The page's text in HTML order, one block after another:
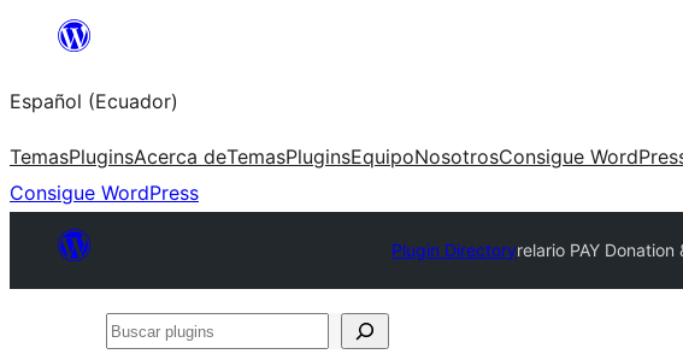
Saltar
contenido
Español (Ecuador)
TemasPluginsAcerca deTemasPluginsEquipoNosotrosConsigue
Consigue WordPress
Plugin Directoryrelario PAY Donation
Buscar